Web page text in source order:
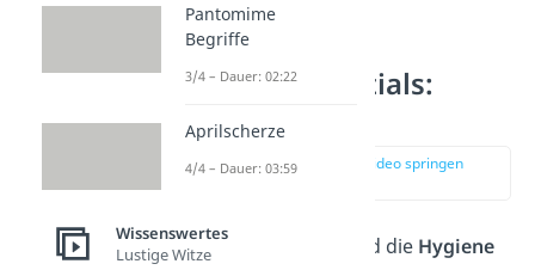
Festival Essentials:
Hygiene
zur Stelle im Video springen
Auf einem Festival wird die Hygiene
Pantomime
Begriffe
3/4 – Dauer: 02:22
Aprilscherze
4/4 – Dauer: 03:59
Wissenswertes
Lustige Witze